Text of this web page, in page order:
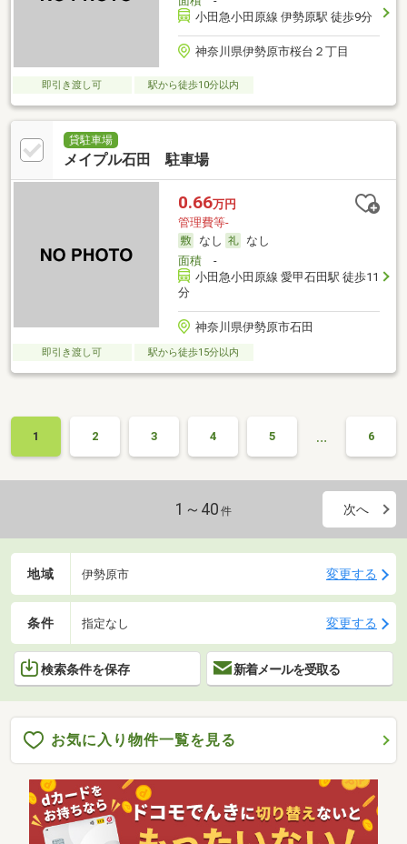
小田急小田原線 伊勢原駅 徒歩9分
神奈川県伊勢原市桜台２丁目
即引き渡し可 駅から徒歩10分以内
貸駐車場
メイプル石田 駐車場
0.66万円
管理費等-
なし
なし
面積-
小田急小田原線 愛甲石田駅 徒歩11
分
神奈川県伊勢原市石田
即引き渡し可 駅から徒歩15分以内
1 2 3 4 5 … 6
1～40 件 次へ
地域 伊勢原市 変更する
条件 指定なし 変更する
検索条件を保存 新着メールを受取る
お気に入り物件一覧を見る